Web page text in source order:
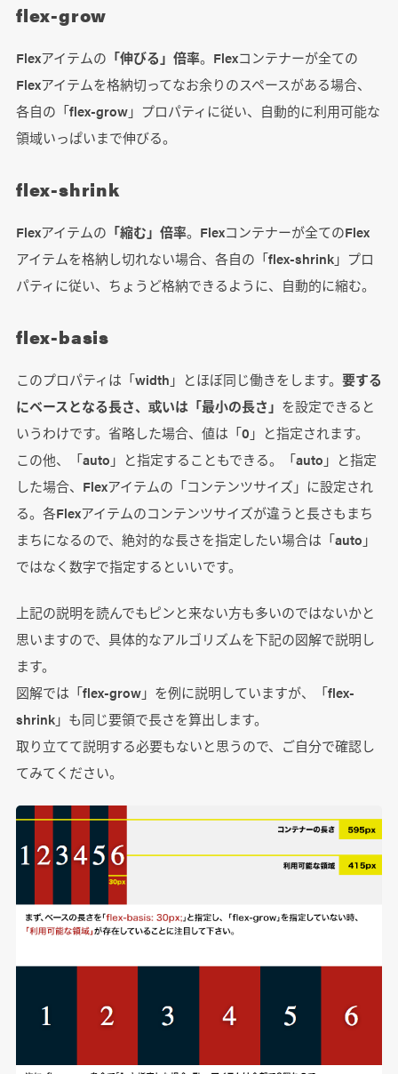
flex-grow
Flexアイテムの 「伸びる」倍率。Flexコンテナーが全ての
Flexアイテムを格納切ってなお余りのスペースがある場合、
各自の「flex-grow」プロパティに従い、自動的に利用可能な
領域いっぱいまで伸びる。
flex-shrink
Flexアイテムの 「縮む」倍率。Flexコンテナーが全てのFlex
アイテムを格納し切れない場合、各自の「flex-shrink」プロ
パティに従い、ちょうど格納できるように、自動的に縮む。
flex-basis
このプロパティは「width」とほぼ同じ働きをします。 要する
にベースとなる長さ、或いは「最小の長さ」 を設定できると
いうわけです。省略した場合、値は「0」と指定されます。
この他、「auto」と指定することもできる。「auto」と指定
した場合、Flexアイテムの「コンテンツサイズ」に設定され
る。各Flexアイテムのコンテンツサイズが違うと長さもまち
まちになるので、絶対的な長さを指定したい場合は「auto」
ではなく数字で指定するといいです。
上記の説明を読んでもピンと来ない方も多いのではないかと
思いますので、具体的なアルゴリズムを下記の図解で説明し
ます。
図解では「flex-grow」を例に説明していますが、「flex-
shrink」も同じ要領で長さを算出します。
取り立てて説明する必要もないと思うので、ご自分で確認し
てみてください。